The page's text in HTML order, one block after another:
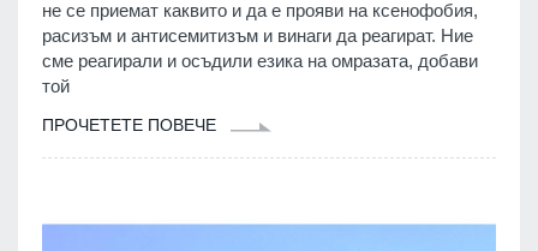
не се приемат каквито и да е прояви на ксенофобия,
расизъм и антисемитизъм и винаги да реагират. Ние
сме реагирали и осъдили езика на омразата, добави
той
ПРОЧЕТЕТЕ ПОВЕЧЕ